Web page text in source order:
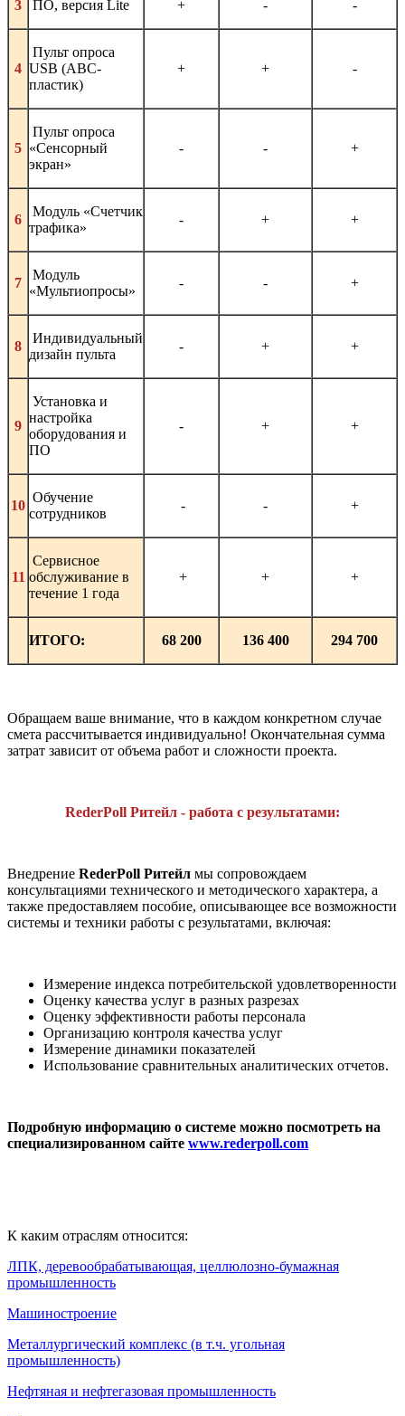
3 ПО, версия Lite + - -
4
Пульт опроса
USB (АВС-
пластик)
+ + -
5
Пульт опроса
«Сенсорный
экран»
- - +
6
Модуль «Счетчик
трафика»
- + +
7
Модуль
«Мультиопросы»
- - +
8
Индивидуальный
дизайн пульта
- + +
9
Установка и
настройка
оборудования и
ПО
- + +
10
Обучение
сотрудников
- - +
11
Сервисное
обслуживание в
течение 1 года
+ + +
ИТОГО: 68 200 136 400 294 700
Обращаем ваше внимание, что в каждом конкретном случае
смета рассчитывается индивидуально! Окончательная сумма
затрат зависит от объема работ и сложности проекта.
RederPoll Ритейл - работа с результатами:
Внедрение RederPoll Ритейл мы сопровождаем
консультациями технического и методического характера, а
также предоставляем пособие, описывающее все возможности
системы и техники работы с результатами, включая:
Измерение индекса потребительской удовлетворенности
Оценку качества услуг в разных разрезах
Оценку эффективности работы персонала
Организацию контроля качества услуг
Измерение динамики показателей
Использование сравнительных аналитических отчетов.
Подробную информацию о системе можно посмотреть на
специализированном сайте www.rederpoll.com
К каким отраслям относится:
ЛПК, деревообрабатывающая, целлюлозно-бумажная
промышленность
Машиностроение
Металлургический комплекс (в т.ч. угольная
промышленность)
Нефтяная и нефтегазовая промышленность